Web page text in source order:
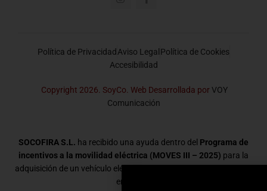
Política de PrivacidadAviso Legal Política de Cookies
Accesibilidad
Copyright 2026. SoyCo. Web Desarrollada porVOY
Comunicación
SOCOFIRA S.L. ha recibido una ayuda dentro del Programa de
incentivos a la movilidad eléctrica (MOVES III – 2025) para la
adquisición de un vehículo eléctrico destinado a la actividad de la
empresa.